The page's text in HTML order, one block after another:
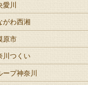
愛川
がわ西湘
原市
川つくい
ープ神奈川